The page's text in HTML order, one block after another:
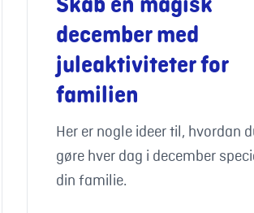
Skab en magisk
december med
juleaktiviteter for
familien
Her er nogle ideer til, hvordan
gøre hver dag i december
din familie.